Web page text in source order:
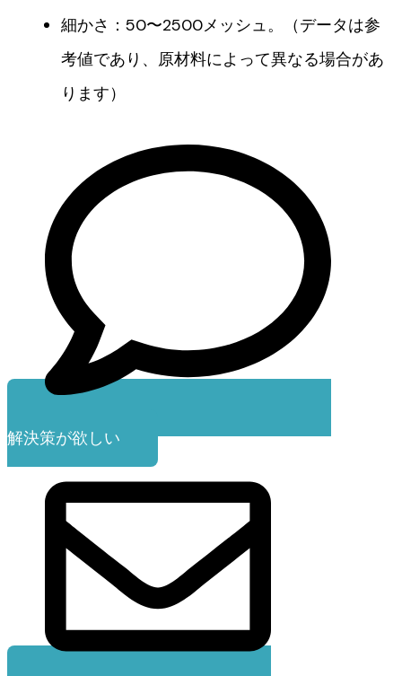
細かさ：50〜2500メッシュ。（データは参
考値であり、原材料によって異なる場合があ
ります）
解決策が欲しい